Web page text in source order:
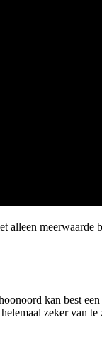
alleen
kan best
zeker van